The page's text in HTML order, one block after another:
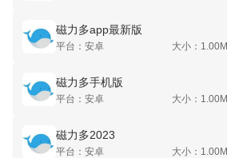
磁力多app最新版
平台：安卓 大小：1.00M
磁力多手机版
平台：安卓 大小：1.00M
磁力多2023
平台：安卓 大小：1.00M